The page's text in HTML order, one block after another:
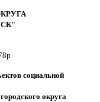
социальной
городского округа